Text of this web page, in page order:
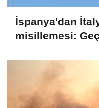
İspanya'dan
misillemesi: